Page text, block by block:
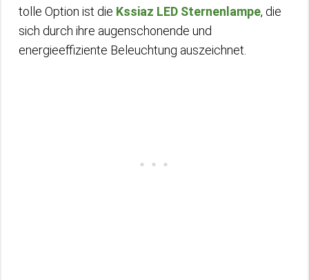
tolle Option ist die Kssiaz LED Sternenlampe, die
sich durch ihre augenschonende und
energieeffiziente Beleuchtung auszeichnet.